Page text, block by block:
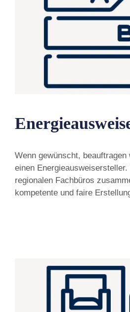
Wenn gewünscht,
einen
regionalen Fachbüros
kompetente und faire